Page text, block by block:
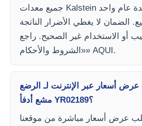
جميع معدات Kalstein تأتي بضمان لمدة عام واحد
الضمان لا يغطي الأضرار الناتجة
أو الاستخدام غير الصحيح. راجع
«الشروط والأحكام» AQUI.
أسعار عبر الإنترنت لـ الرضع
مشع أدفأ YR02189؟
عرض أسعار مباشرة من موقعنا